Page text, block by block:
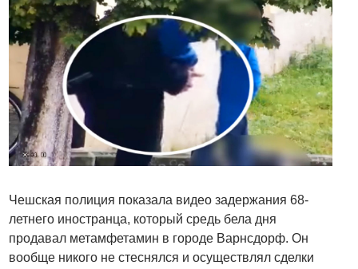
Чешская полиция показала видео задержания 68-
летнего иностранца, который средь бела дня
продавал метамфетамин в городе Варнсдорф. Он
вообще никого не стеснялся и осуществлял сделки